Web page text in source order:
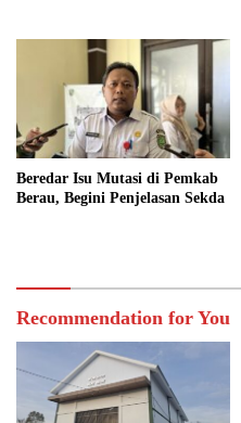
Beredar Isu Mutasi di Pemkab
Berau, Begini Penjelasan Sekda
Recommendation for You